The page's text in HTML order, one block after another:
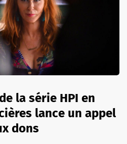
la série HPI en
lance un appel
dons